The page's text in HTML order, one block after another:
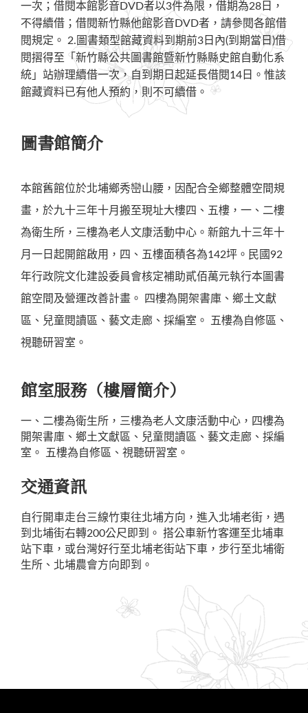
一次；借閱本館影音DVD者以3件為限，借期為28日，
不得續借；借閱新竹縣他館影音DVD者，請參閱各館借
閱規定。 2.圖書類型館藏資料到期前3日內(到期當日)借
閱摺得至「新竹縣公共圖書館暨新竹縣縣史館自動化系
統」站辦理續借一次，自到期日起延長借閱14日。惟該
館藏資料已有他人預約，則不可續借。
圖書館簡介
本館舊館位於北埔鄉秀巒山腰，因配合全鄉整體空間規
畫，於九十三年十月搬至現址大樓四、五樓，一、二樓
為衛生所，三樓為老人文康活動中心。新館九十三年十
月一日起開館啟用，四、五樓面積各為142坪。民國92
年行政院文化建設委員會核定補助貳佰萬元執行本圖書
館空間及營運改善計畫。 四樓為開架書庫、鄉土文獻
區、兒童閱讀區、藝文走廊、採編室。 五樓為自修區、
視聽研習室。
館室服務（樓層簡介）
一、二樓為衛生所，三樓為老人文康活動中心，四樓為
開架書庫、鄉土文獻區、兒童閱讀區、藝文走廊、採編
室。 五樓為自修區、視聽研習室。
交通資訊
自行開車走台三線竹東往北埔方向，進入北埔老街，遇
到北埔街右轉200公尺即到。 搭公車新竹客運至北埔車
站下車，或台灣好行至北埔老街站下車，步行至北埔衛
生所、北埔農會方向即到。